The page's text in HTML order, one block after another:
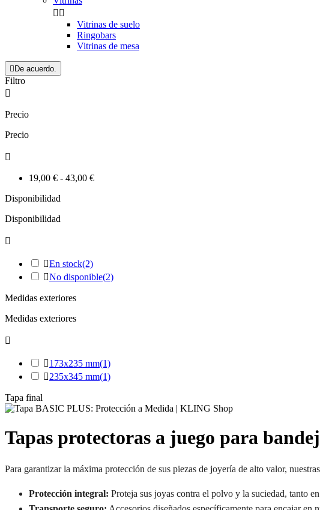
 
Vitrinas de suelo
Ringobars
Vitrinas de mesa
De acuerdo.
Filtro

Precio
Precio

19,00 € - 43,00 €
Disponibilidad
Disponibilidad

En stock(2)
No disponible(2)
Medidas exteriores
Medidas exteriores

173x235 mm(1)
235x345 mm(1)
Tapa final
Tapas protectoras a juego para
Para garantizar la máxima protección de sus piezas de joyería de alto valor,
Protección integral: Proteja sus joyas contra el polvo y la suciedad, tanto